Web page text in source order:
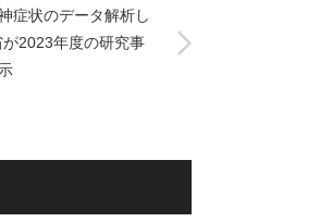
症状のデータ解析し
2023年度の研究事